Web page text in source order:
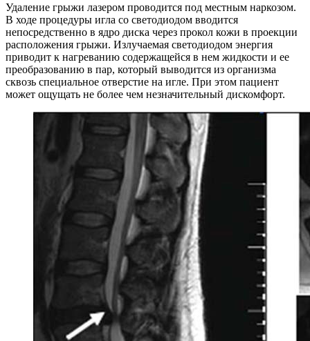
Удаление грыжи лазером проводится под местным наркозом.
В ходе процедуры игла со светодиодом вводится
непосредственно в ядро диска через прокол кожи в проекции
расположения грыжи. Излучаемая светодиодом энергия
приводит к нагреванию содержащейся в нем жидкости и ее
преобразованию в пар, который выводится из организма
сквозь специальное отверстие на игле. При этом пациент
может ощущать не более чем незначительный дискомфорт.